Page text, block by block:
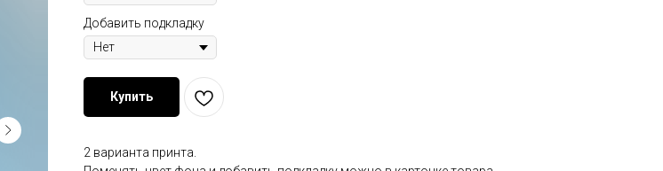
Добавить подкладку
Купить
2 варианта принта.